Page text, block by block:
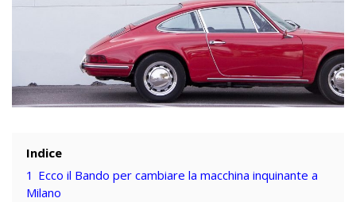
Indice
1 Ecco il Bando per cambiare la macchina inquinante a
Milano